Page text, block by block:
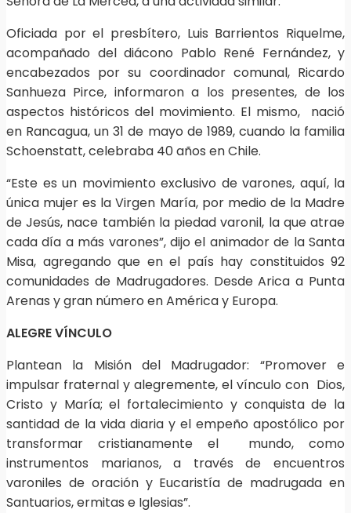
Oficiada por el presbítero, Luis Barrientos Riquelme,
acompañado del diácono Pablo René Fernández, y
encabezados por su coordinador comunal, Ricardo
Sanhueza Pirce, informaron a los presentes, de los
aspectos históricos del movimiento. El mismo, nació
en Rancagua, un 31 de mayo de 1989, cuando la familia
Schoenstatt, celebraba 40 años en Chile.
“Este es un movimiento exclusivo de varones, aquí, la
única mujer es la Virgen María, por medio de la Madre
de Jesús, nace también la piedad varonil, la que atrae
cada día a más varones”, dijo el animador de la Santa
Misa, agregando que en el país hay constituidos 92
comunidades de Madrugadores. Desde Arica a Punta
Arenas y gran número en América y Europa.
ALEGRE VÍNCULO
Plantean la Misión del Madrugador: “Promover e
impulsar fraternal y alegremente, el vínculo con Dios,
Cristo y María; el fortalecimiento y conquista de la
santidad de la vida diaria y el empeño apostólico por
transformar cristianamente el mundo, como
instrumentos marianos, a través de encuentros
varoniles de oración y Eucaristía de madrugada en
Santuarios, ermitas e Iglesias”.